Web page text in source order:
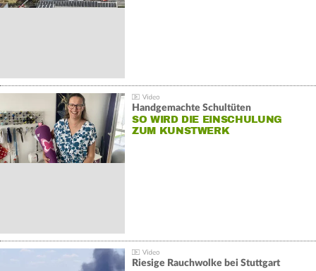
Handgemachte Schultüten
SO WIRD DIE EINSCHULUNG
ZUM KUNSTWERK
Riesige Rauchwolke bei Stuttgart